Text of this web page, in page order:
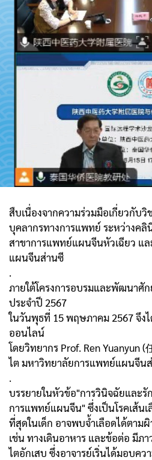
สืบเนื่องจากความร่วมมือเกี่ยวกับ
บุคลากรทางการแพทย์ระหว่างคลิ
สาขาการแพทย์แผนจีนหัวเฉียว แ
แผนจีนส่านซี
.
ภายใต้โครงการอบรมและพัฒนาศั
ประจำปี 2567
ในวันพุธที่ 15 พฤษภาคม 2567 จึง
ออนไลน์
โดยวิทยากร Prof. Ren Yuanyun
ไต มหาวิทยาลัยการแพทย์แผนจีน
.
บรรยายในหัวข้อ"การวินิจฉัยและรั
การแพทย์แผนจีน" ซึ่งเป็นโรคเส้น
ที่สุดในเด็ก อาจพบจ้ำเลือดได้ตาม
เช่น ทางเดินอาหาร และข้อต่อ มีภ
ไตอักเสบ ซึ่งอาจารย์เริ่นได้มอบค